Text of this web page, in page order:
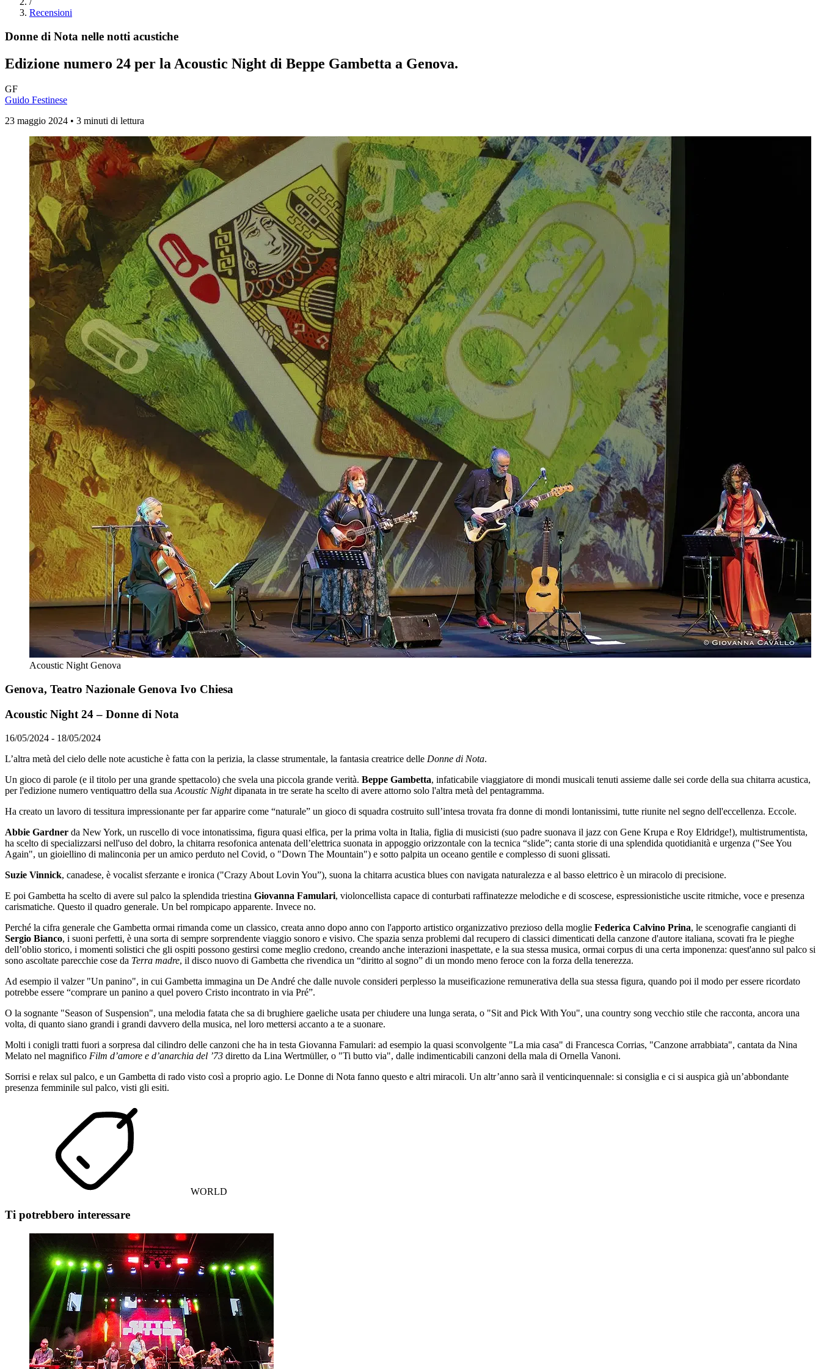
Recensioni
Donne di Nota nelle notti acustiche
Edizione numero 24 per la Acoustic Night di Beppe Gambetta a Genova.
GF
Guido Festinese
23 maggio 2024 • 3 minuti di lettura
Acoustic Night Genova
Genova, Teatro Nazionale Genova Ivo Chiesa
Acoustic Night 24 – Donne di Nota
16/05/2024 - 18/05/2024
L’altra metà del cielo delle note acustiche è fatta con la perizia, la classe strumentale, la fantasia creatrice delle Donne di Nota.
Un gioco di parole (e il titolo per una grande spettacolo) che svela una piccola grande verità. Beppe Gambetta, infaticabile viaggiatore di mondi musicali tenuti assieme dalle sei corde della sua chitarra acustica,
per l'edizione numero ventiquattro della sua Acoustic Nightdipanata in tre serate ha scelto di avere attorno solo l'altra metà del pentagramma.
Ha creato un lavoro di tessitura impressionante per far apparire come “naturale” un gioco di squadra costruito sull’intesa trovata fra donne di mondi lontanissimi, tutte riunite nel segno dell'eccellenza. Eccole.
Abbie Gardner da New York, un ruscello di voce intonatissima, figura quasi elfica, per la prima volta in Italia, figlia di musicisti (suo padre suonava il jazz con Gene Krupa e Roy Eldridge!), multistrumentista,
ha scelto di specializzarsi nell'uso del dobro, la chitarra resofonica antenata dell’elettrica suonata in appoggio orizzontale con la tecnica “slide”; canta storie di una splendida quotidianità e urgenza ("See You
Again", un gioiellino di malinconia per un amico perduto nel Covid, o "Down The Mountain") e sotto palpita un oceano gentile e complesso di suoni glissati.
Suzie Vinnick, canadese, è vocalist sferzante e ironica ("Crazy About Lovin You”), suona la chitarra acustica blues con navigata naturalezza e al basso elettrico è un miracolo di precisione.
E poi Gambetta ha scelto di avere sul palco la splendida triestina Giovanna Famulari, violoncellista capace di conturbati raffinatezze melodiche e di scoscese, espressionistiche uscite ritmiche, voce e presenza
carismatiche. Questo il quadro generale. Un bel rompicapo apparente. Invece no.
Perché la cifra generale che Gambetta ormai rimanda come un classico, creata anno dopo anno con l'apporto artistico organizzativo prezioso della moglie Federica Calvino Prina, le scenografie cangianti di
Sergio Bianco, i suoni perfetti, è una sorta di sempre sorprendente viaggio sonoro e visivo. Che spazia senza problemi dal recupero di classici dimenticati della canzone d'autore italiana, scovati fra le pieghe
dell’oblio storico, i momenti solistici che gli ospiti possono gestirsi come meglio credono, creando anche interazioni inaspettate, e la sua stessa musica, ormai corpus di una certa imponenza: quest'anno sul palco si
sono ascoltate parecchie cose da Terra madre, il disco nuovo di Gambetta che rivendica un “diritto al sogno” di un mondo meno feroce con la forza della tenerezza.
Ad esempio il valzer "Un panino", in cui Gambetta immagina un De André che dalle nuvole consideri perplesso la museificazione remunerativa della sua stessa figura, quando poi il modo per essere ricordato
potrebbe essere “comprare un panino a quel povero Cristo incontrato in via Pré”.
O la sognante "Season of Suspension", una melodia fatata che sa di brughiere gaeliche usata per chiudere una lunga serata, o "Sit and Pick With You", una country song vecchio stile che racconta, ancora una
volta, di quanto siano grandi i grandi davvero della musica, nel loro mettersi accanto a te a suonare.
Molti i conigli tratti fuori a sorpresa dal cilindro delle canzoni che ha in testa Giovanna Famulari: ad esempio la quasi sconvolgente "La mia casa" di Francesca Corrias, "Canzone arrabbiata", cantata da Nina
Melato nel magnifico Film d’amore e d’anarchia del ’73 diretto da Lina Wertmüller, o "Ti butto via", dalle indimenticabili canzoni della mala di Ornella Vanoni.
Sorrisi e relax sul palco, e un Gambetta di rado visto così a proprio agio. Le Donne di Nota fanno questo e altri miracoli. Un altr’anno sarà il venticinquennale: si consiglia e ci si auspica già un’abbondante
presenza femminile sul palco, visti gli esiti.
WORLD
Ti potrebbero interessare